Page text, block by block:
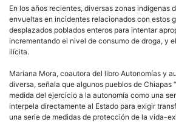
En los años recientes, diversas zonas indígenas
envueltas en incidentes relacionados con estos
desplazados poblados enteros para intentar
incrementando el nivel de consumo de droga, y
ilícita.
Mariana Mora, coautora del libro Autonomías y
diversa, señala que algunos pueblos de Chiapas
medida del ejercicio a la autonomía como una
interpela directamente al Estado para exigir
una serie de medidas de protección de la vida-